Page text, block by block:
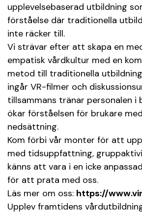
upplevelsebaserad utbildning
förståelse där traditionella
inte räcker till.
Vi strävar efter att skapa en
empatisk vårdkultur med en
metod till traditionella
ingår VR-filmer och
tillsammans tränar personalen i
ökar förståelsen för brukare
nedsättning.
Kom förbi vår monter för att
med tidsuppfattning,
känns att vara i en icke
för att prata med oss.
Läs mer om oss: https://
Upplev framtidens